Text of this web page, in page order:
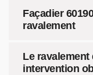
Façadier
ravalement
Le ravalement
intervention